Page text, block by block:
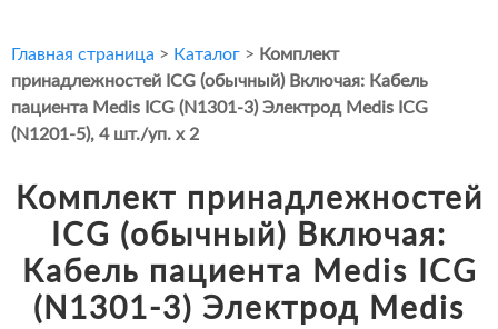
Главная страница > Каталог > Комплект
принадлежностей ICG (обычный) Включая: Кабель
пациента Medis ICG (N1301-3) Электрод Medis ICG
(N1201-5), 4 шт./уп. x 2
Комплект принадлежностей
ICG (обычный) Включая:
Кабель пациента Medis ICG
(N1301-3) Электрод Medis